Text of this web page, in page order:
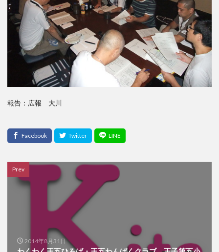
報告：広報 大川
Prev
2014年8月31日